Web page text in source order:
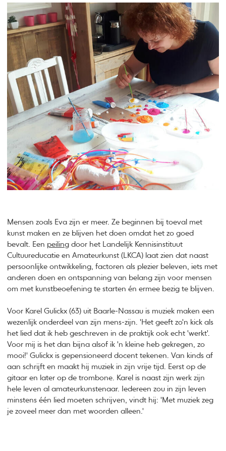
Mensen zoals Eva zijn er meer. Ze beginnen bij toeval met
kunst maken en ze blijven het doen omdat het zo goed
bevalt. Een peiling door het Landelijk Kennisinstituut
Cultuureducatie en Amateurkunst (LKCA) laat zien dat naast
persoonlijke ontwikkeling, factoren als plezier beleven, iets met
anderen doen en ontspanning van belang zijn voor mensen
om met kunstbeoefening te starten én ermee bezig te blijven.
Voor Karel Gulickx (63) uit Baarle-Nassau is muziek maken een
wezenlijk onderdeel van zijn mens-zijn. 'Het geeft zo'n kick als
het lied dat ik heb geschreven in de praktijk ook echt 'werkt'.
Voor mij is het dan bijna alsof ik 'n kleine heb gekregen, zo
mooi!' Gulickx is gepensioneerd docent tekenen. Van kinds af
aan schrijft en maakt hij muziek in zijn vrije tijd. Eerst op de
gitaar en later op de trombone. Karel is naast zijn werk zijn
hele leven al amateurkunstenaar. Iedereen zou in zijn leven
minstens één lied moeten schrijven, vindt hij: 'Met muziek zeg
je zoveel meer dan met woorden alleen.'